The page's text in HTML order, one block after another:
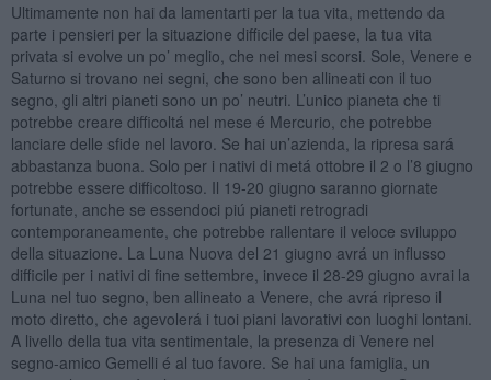
Ultimamente non hai da lamentarti per la tua vita, mettendo da
parte i pensieri per la situazione difficile del paese, la tua vita
privata si evolve un po’ meglio, che nei mesi scorsi. Sole, Venere e
Saturno si trovano nei segni, che sono ben allineati con il tuo
segno, gli altri pianeti sono un po’ neutri. L’unico pianeta che ti
potrebbe creare difficoltá nel mese é Mercurio, che potrebbe
lanciare delle sfide nel lavoro. Se hai un’azienda, la ripresa sará
abbastanza buona. Solo per i nativi di metá ottobre il 2 o l’8 giugno
potrebbe essere difficoltoso. Il 19-20 giugno saranno giornate
fortunate, anche se essendoci piú pianeti retrogradi
contemporaneamente, che potrebbe rallentare il veloce sviluppo
della situazione. La Luna Nuova del 21 giugno avrá un influsso
difficile per i nativi di fine settembre, invece il 28-29 giugno avrai la
Luna nel tuo segno, ben allineato a Venere, che avrá ripreso il
moto diretto, che agevolerá i tuoi piani lavorativi con luoghi lontani.
A livello della tua vita sentimentale, la presenza di Venere nel
segno-amico Gemelli é al tuo favore. Se hai una famiglia, un